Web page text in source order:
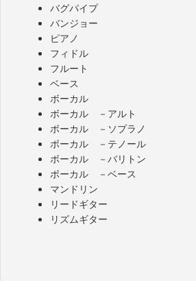
バグパイプ
バンジョー
ピアノ
フィドル
フルート
ベース
ボーカル
ボーカル －アルト
ボーカル －ソプラノ
ボーカル －テノール
ボーカル －バリトン
ボーカル －ベース
マンドリン
リードギター
リズムギター